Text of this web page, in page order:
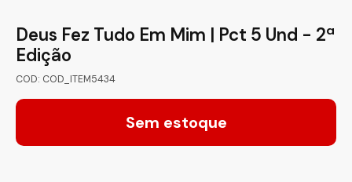
Deus Fez Tudo Em Mim | Pct 5 Und - 2ª
Edição
COD: COD_ITEM5434
Sem estoque